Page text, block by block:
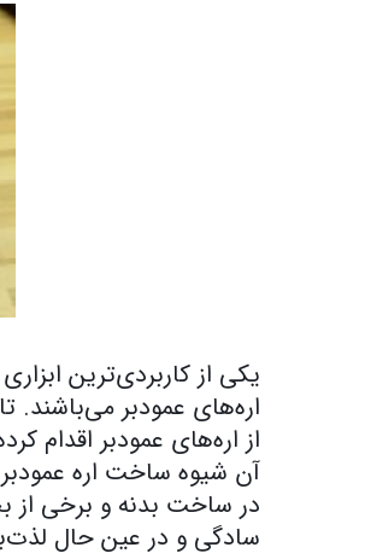
یکی از کاربردی‌ترین
اره‌های عمودبر
از اره‌های عمودبر اقدام
آن شیوه ساخت اره
در ساخت بدنه و برخی از
سادگی و در عین حال